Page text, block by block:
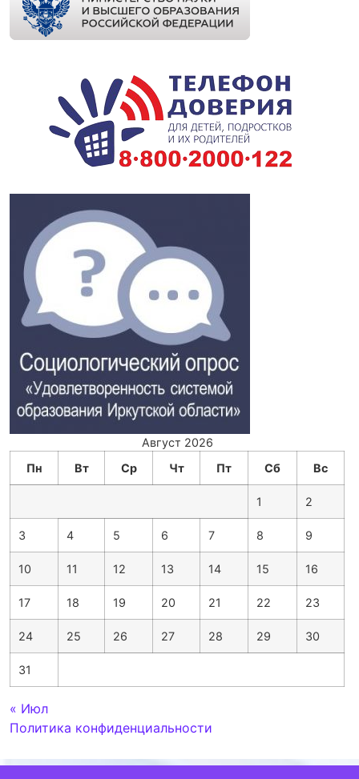
Август 2026
Пн
Вт Ср Чт Пт Сб Вс
1 2
3 4 5 6 7 8 9
10 11 12 13 14 15 16
17 18 19 20 21 22 23
24 25 26 27 28 29 30
31
« Июл
Политика конфиденциальности